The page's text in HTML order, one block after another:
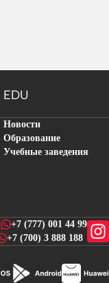
EDU
Новости
Образование
Учебные заведения
+7 (777) 001 44 99
+7 (700) 3 888 188